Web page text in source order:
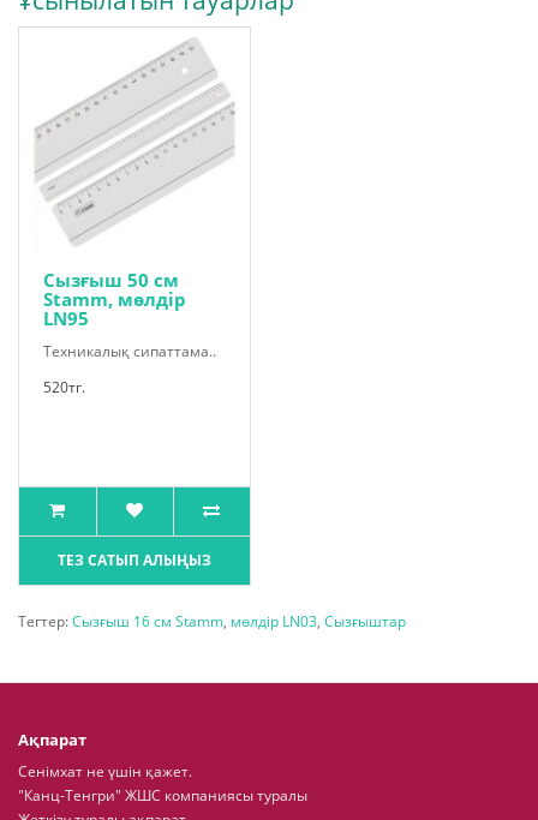
Сызғыш 50 см
Stamm, мөлдір
LN95
Техникалық сипаттама..
520тг.
ТЕЗ САТЫП АЛЫҢЫЗ
Тегтер:Сызғыш 16 см Stamm, мөлдір LN03, Сызғыштар
Ақпарат
Сенімхат не үшін қажет.
"Канц-Тенгри" ЖШС компаниясы туралы